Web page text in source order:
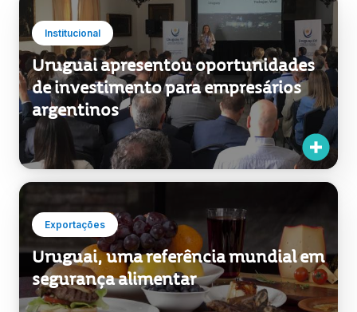
Institucional
Uruguai apresentou oportunidades
de investimento para empresários
argentinos
Exportações
Uruguai, uma referência mundial em
segurança alimentar